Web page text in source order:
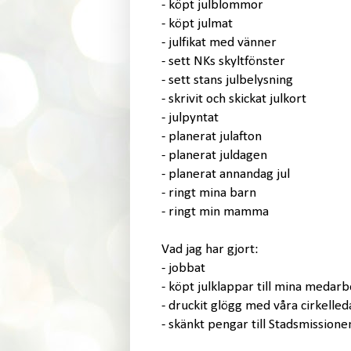
- köpt julblommor
- köpt julmat
- julfikat med vänner
- sett NKs skyltfönster
- sett stans julbelysning
- skrivit och skickat julkort
- julpyntat
- planerat julafton
- planerat juldagen
- planerat annandag jul
- ringt mina barn
- ringt min mamma
Vad jag har gjort:
- jobbat
- köpt julklappar till mina
- druckit glögg med våra
- skänkt pengar till